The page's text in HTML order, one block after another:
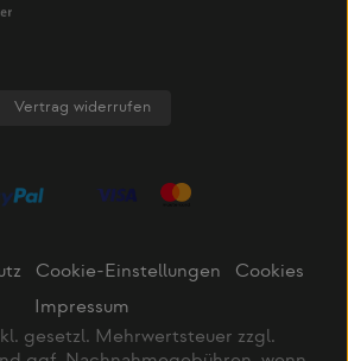
Vertrag widerrufen
Cookie-Einstellungen
Cookies
Impressum
gesetzl. Mehrwertsteuer zzgl.